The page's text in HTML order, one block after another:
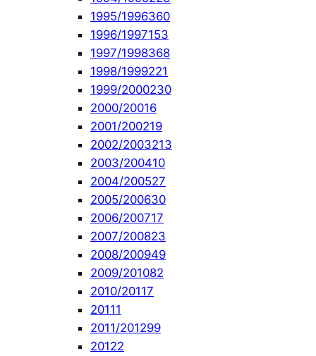
1995/1996360
1996/1997153
1997/1998368
1998/1999221
1999/2000230
2000/20016
2001/200219
2002/2003213
2003/200410
2004/200527
2005/200630
2006/200717
2007/200823
2008/200949
2009/201082
2010/20117
20111
2011/201299
20122